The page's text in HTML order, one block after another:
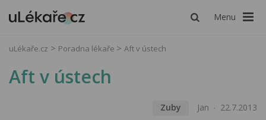
Menu
uLékaře.cz Poradna lékaře Aft v ústech
Aft v ústech
Zuby Jan 22.7.2013